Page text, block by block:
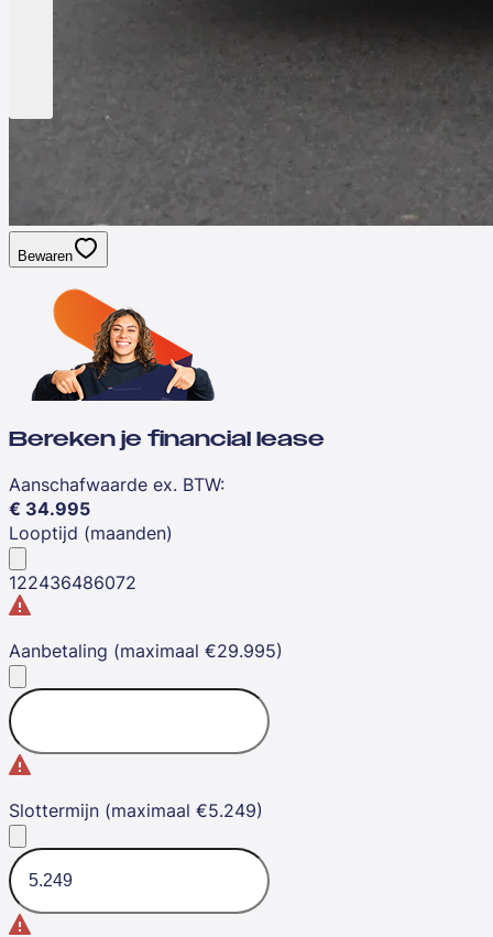
Bewaren
Bereken je financial lease
Aanschafwaarde ex. BTW:
€ 34.995
Looptijd (maanden)
122436486072
Aanbetaling (maximaal €29.995)
Slottermijn (maximaal €5.249)